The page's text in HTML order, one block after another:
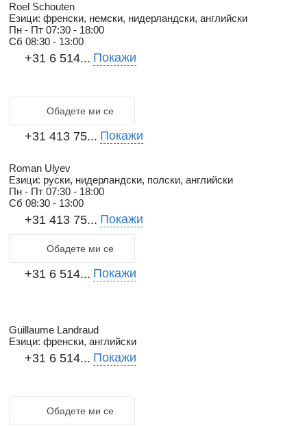
Roel Schouten
Езици: френски, немски, нидерландски, английски
Пн - Пт 07:30 - 18:00
Сб 08:30 - 13:00
+31 6 514... Покажи
Обадете ми се
+31 413 75... Покажи
Roman Ulyev
Езици: руски, нидерландски, полски, английски
Пн - Пт 07:30 - 18:00
Сб 08:30 - 13:00
+31 413 75... Покажи
Обадете ми се
+31 6 514... Покажи
Guillaume Landraud
Езици: френски, английски
+31 6 514... Покажи
Обадете ми се